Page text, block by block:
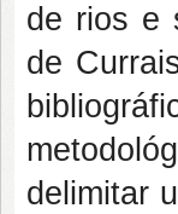
de rios e
de
delimitar